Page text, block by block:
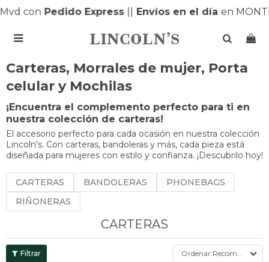
Pedido Express||Envíos en el díaen

Carteras, Morrales de mujer, Porta
celular y Mochilas
¡Encuentra el complemento perfecto para ti en
nuestra colección de carteras!
El accesorio perfecto para cada ocasión en nuestra colección
Lincoln's. Con carteras, bandoleras y más, cada pieza está
diseñada para mujeres con estilo y confianza. ¡Descubrilo hoy!
CARTERAS BANDOLERAS
PHONEBAGS
RIÑONERAS
CARTERAS
Recomendados